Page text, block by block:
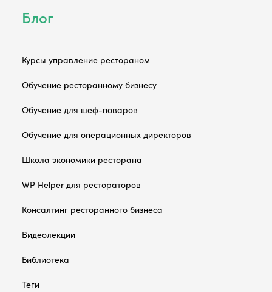
Блог
Курсы управление рестораном
Обучение ресторанному бизнесу
Обучение для шеф-поваров
Обучение для операционных директоров
Школа экономики ресторана
WP Helper для рестораторов
Консалтинг ресторанного бизнеса
Видеолекции
Библиотека
Теги